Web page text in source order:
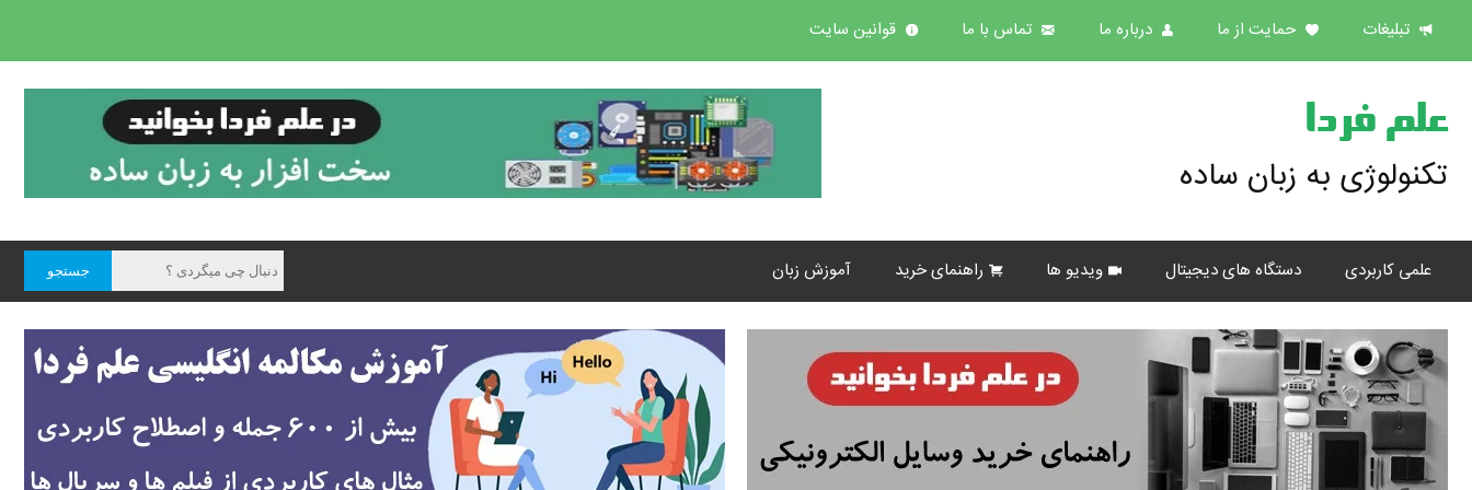
تبلیغات حمایت از ما درباره ما تماس با ما قوانین سایت
علم فردا
تکنولوژی به زبان ساده
علمی کاربردی دستگاه های دیجیتال ویدیو ها راهنمای خرید آموزش زبان